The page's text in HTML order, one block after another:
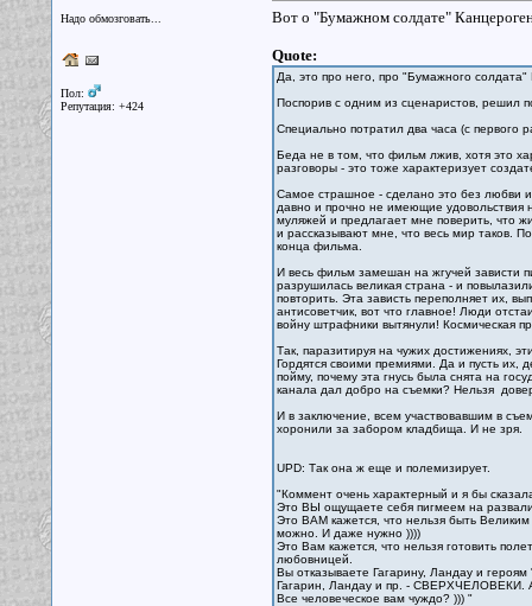
Надо обмозговать...
Пол:
Репутация: +424
Вот о "Бумажном солдате"
Quote:
Да, это про него, про "Бумажного
Поспорив с одним из сценаристов, решил
Специально потратил два часа (с первого
Беда не в том, что фильм лжив, хотя это
разговоры - это тоже характеризует
Самое страшное - сделано это без любви
давно и прочно не имеющие
муляжей и предлагает мне поверить, что
и рассказывают мне, что весь мир таков.
конца фильма.
И весь фильм замешан на жгучей зависти
разрушилась великая страна - и
повторить. Эта зависть переполняет их,
антисоветчик, вот что главное! Люди
войну штрафники вытянули! Космическая
Так, паразитируя на чужих достижениях,
Гордятся своими премиями. Да и пусть их,
пойму, почему эта гнусь была снята на
канала дал добро на съемки? Нельзя
И в заключение, всем участвовавшим в
хоронили за забором кладбища. И не зря.
UPD: Так она ж еще и полемизирует.
"Коммент очень характерный и я бы
Это ВЫ ощущаете себя пигмеем на
Это ВАМ кажется, что нельзя быть
можно. И даже нужно ))))
Это Вам кажется, что нельзя готовить
любовницей.
Вы отказываете Гагарину, Ландау и
Гагарин, Ландау и пр. - СВЕРХЧЕЛОВЕКИ.
Все человеческое вам чуждо? ))) "